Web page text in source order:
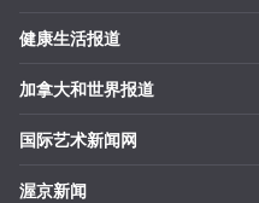
健康生活报道
加拿大和世界报道
国际艺术新闻网
渥京新闻